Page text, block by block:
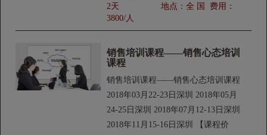
2天
地点： 全 国
费用：
3800/人
销售培训课程——销售心态培训
课程
销售培训课程——销售心态培训课程
2018年03月22-23日深圳 2018年05月
24-25日深圳 2018年07月12-13日深圳
2018年11月15-16日深圳 【课程价